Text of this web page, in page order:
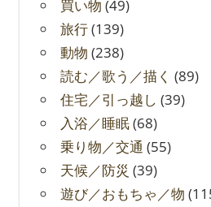
買い物 (49)
旅行(139)
動物 (238)
読む／歌う／描く (89)
住宅／引っ越し (39)
入浴／睡眠(68)
乗り物／交通 (55)
天候／防災 (39)
遊び／おもちゃ／物